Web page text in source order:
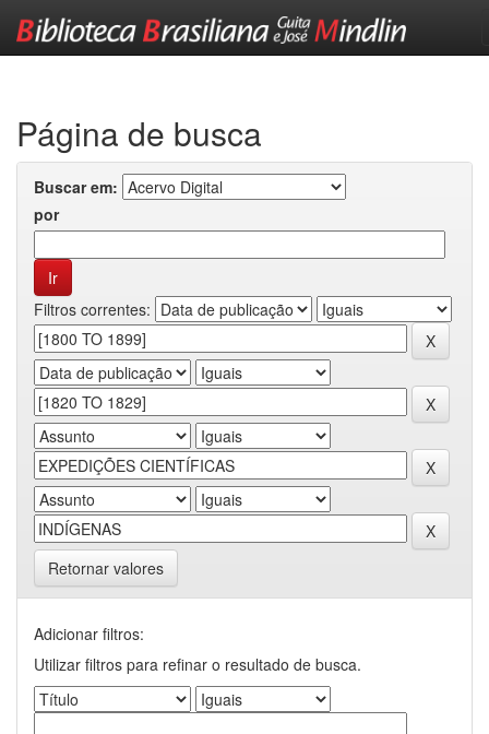
Página de busca
Buscar em:
por
Filtros correntes:
Retornar valores
Adicionar filtros:
Utilizar filtros para refinar o resultado de busca.